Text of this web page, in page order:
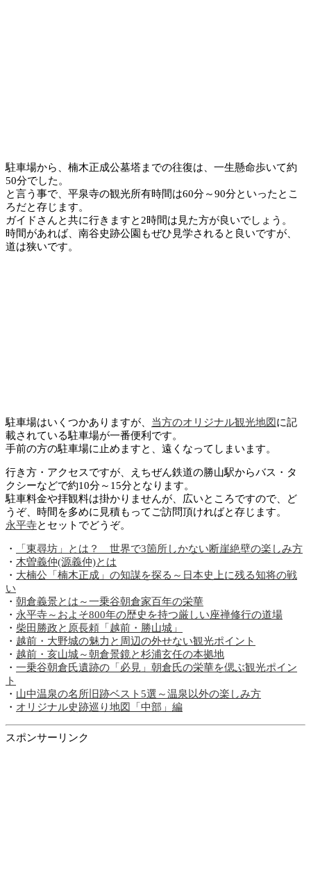
駐車場から、楠木正成公墓塔までの往復は、一生懸命歩いて約
50分でした。
と言う事で、平泉寺の観光所有時間は60分～90分といったとこ
ろだと存じます。
ガイドさんと共に行きますと2時間は見た方が良いでしょう。
時間があれば、南谷史跡公園もぜひ見学されると良いですが、
道は狭いです。
駐車場はいくつかありますが、 当方のオリジナル観光地図 に記
載されている駐車場が一番便利です。
手前の方の駐車場に止めますと、遠くなってしまいます。
行き方・アクセスですが、えちぜん鉄道の勝山駅からバス・タ
クシーなどで約10分～15分となります。
駐車料金や拝観料は掛かりませんが、広いところですので、ど
うぞ、時間を多めに見積もってご訪問頂ければと存じます。
永平寺とセットでどうぞ。
・
「東尋坊」とは？ 世界で3箇所しかない断崖絶壁の楽しみ方
・ 木曽義仲(源義仲)とは
・ 大楠公「楠木正成」の知謀を探る～日本史上に残る知将の戦
い
・ 朝倉義景とは～一乗谷朝倉家百年の栄華
・ 永平寺～およそ800年の歴史を持つ厳しい座禅修行の道場
・ 柴田勝政と原長頼「越前・勝山城」
・ 越前・大野城の魅力と周辺の外せない観光ポイント
・ 越前・亥山城～朝倉景鏡と杉浦玄任の本拠地
・ 一乗谷朝倉氏遺跡の「必見」朝倉氏の栄華を偲ぶ観光ポイン
ト
・ 山中温泉の名所旧跡ベスト5選～温泉以外の楽しみ方
・ オリジナル史跡巡り地図「中部」編
スポンサーリンク